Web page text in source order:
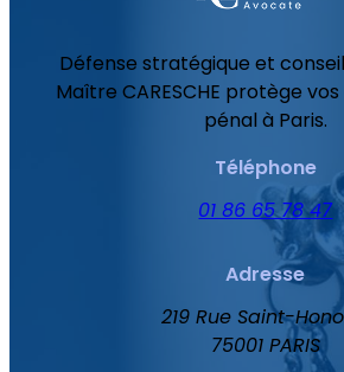
Défense stratégique et
Maître CARESCHE protège
pénal à Paris.
Téléphone
01 86 65 78 47
Adresse
219 Rue Saint-
75001 PARIS